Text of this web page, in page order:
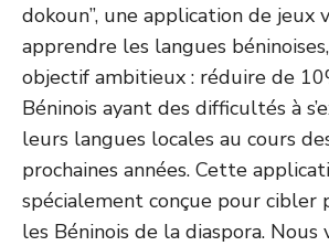
dokoun”, une application de jeux
apprendre les langues
objectif ambitieux : réduire de
Béninois ayant des difficultés à
leurs langues locales au cours
prochaines années. Cette
spécialement conçue pour cibler
les Béninois de la diaspora. Nous